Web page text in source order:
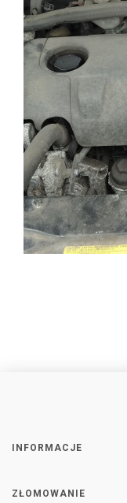
INFORMACJE
ZŁOMOWANIE